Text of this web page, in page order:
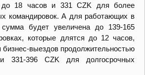
до 18 часов и 331 CZK для более
командировок. А для работающих в
сумма будет увеличена до 139-165
которые длятся до 12 часов,
бизнес-выездов продолжительностью
331-396 CZK для долгосрочных